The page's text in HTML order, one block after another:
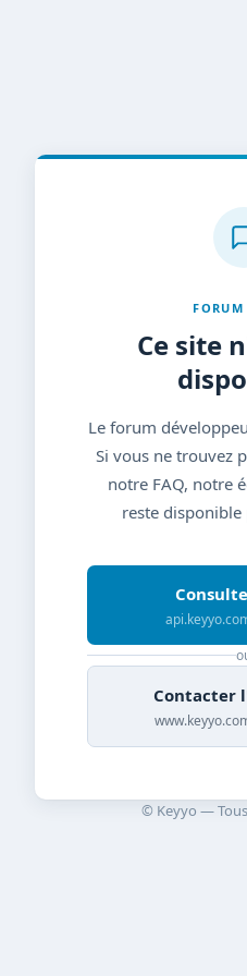
FORUM
Ce site
Le forum
Si vous ne trouvez
notre FAQ, notre
reste disponible
Contacter
© Keyyo —